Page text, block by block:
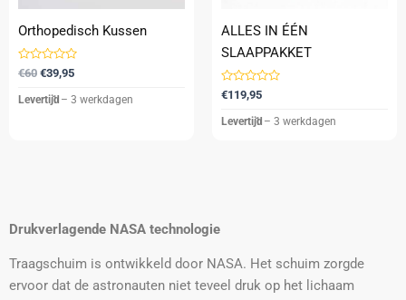
Orthopedisch Kussen
Gewaardeerd
0
5
€60 €39,95
Levertijd1 – 3 werkdagen
ALLES IN ÉÉN
SLAAPPAKKET
Gewaardeerd
0
5
€119,95
worden
op
de
productpagina
Levertijd1 – 3 werkdagen
Drukverlagende NASA technologie
Traagschuim is ontwikkeld door NASA. Het schuim zorgde
ervoor dat de astronauten niet teveel druk op het lichaam